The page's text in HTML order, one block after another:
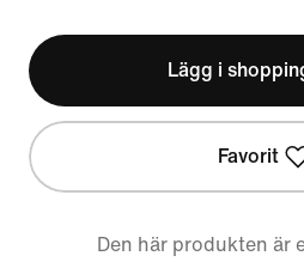
Lägg i
Favorit
Den här produkten är